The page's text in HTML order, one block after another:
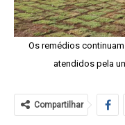
Os remédios
atendidos pela
Compartilhar